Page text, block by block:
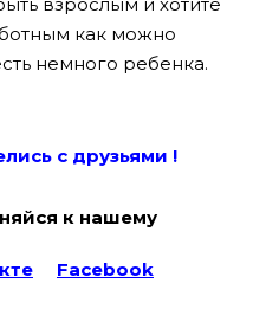
как можно
немного ребенка.
лись с друзьями !
к нашему
Facebook